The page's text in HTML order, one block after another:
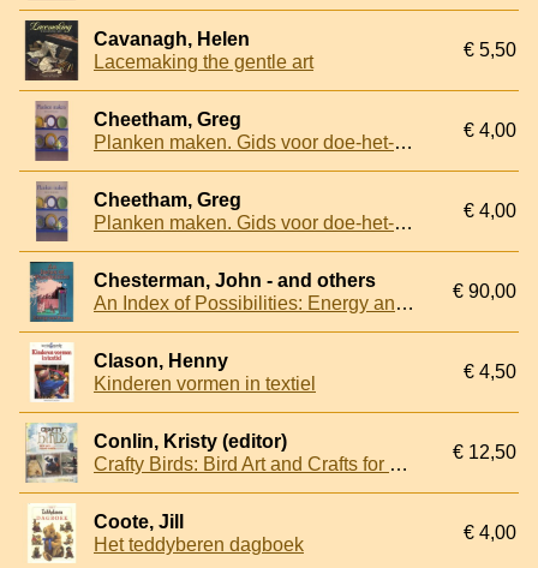
Cavanagh, Helen
Lacemaking the gentle art
€ 5,50
Cheetham, Greg
Planken maken. Gids voor doe-het-zelvers. Een praktische handleiding voor het maken van planken
€ 4,00
Cheetham, Greg
Planken maken. Gids voor doe-het-zelvers. Een praktische handleiding voor het maken van planken
€ 4,00
Chesterman, John - and others
An Index of Possibilities: Energy and Power
€ 90,00
Clason, Henny
Kinderen vormen in textiel
€ 4,50
Conlin, Kristy (editor)
Crafty Birds: Bird Art and Crafts for Mixed Media Artists
€ 12,50
Coote, Jill
Het teddyberen dagboek
€ 4,00